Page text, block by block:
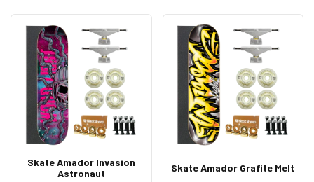
Skate Amador Invasion
Astronaut
Skate Amador Grafite Melt